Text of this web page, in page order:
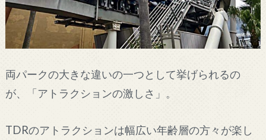
両パークの大きな違いの一つとして挙げられるの
が、「アトラクションの激しさ」。
TDRのアトラクションは幅広い年齢層の方々が楽し